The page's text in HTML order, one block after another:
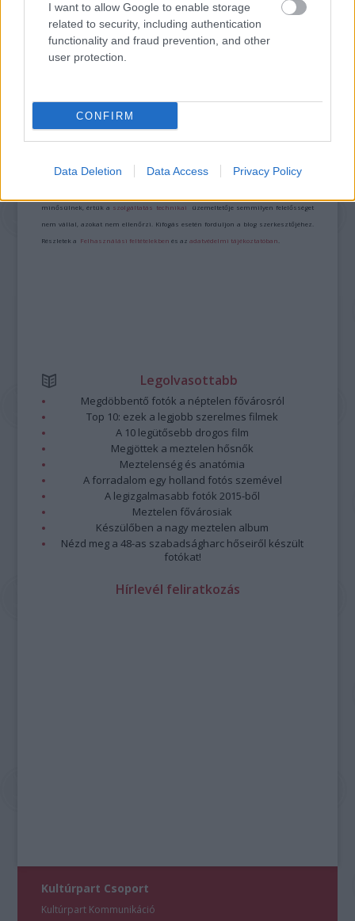
I want to allow Google to enable storage
related to security, including authentication
functionality and fraud prevention, and other
user protection.
CONFIRM
Data Deletion Data Access Privacy Policy
26. ALKALOMMAL VÁR MINDENKIT A DOMBOS
A bejegyzés trackback címe:
Kommentek:
minősülnek, értük a szolgáltatás technikai üzemeltetője semmilyen felelősséget
nem vállal, azokat nem ellenőrzi. Kifogás esetén forduljon a blog szerkesztőjéhez.
Részletek a Felhasználási feltételekben és azadatvédelmi tájékoztatóban
Legolvasottabb
Megdöbbentő fotók a néptelen fővárosról
Top 10: ezek a legjobb szerelmes filmek
A 10 legütősebb drogos film
Megjöttek a meztelen hősnők
Meztelenség és anatómia
A forradalom egy holland fotós szemével
A legizgalmasabb fotók 2015-ből
Meztelen fővárosiak
Készülőben a nagy meztelen album
Nézd meg a 48-as szabadságharc hőseiről készült
fotókat!
Hírlevél feliratkozás
Kultúrpart Csoport
Kultúrpart Kommunikáció